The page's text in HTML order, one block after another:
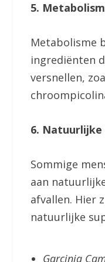
5.
Metabolisme
ingrediënten
versnellen,
6. Natuurlijke
Sommige
aan
afvallen. Hier
natuurlijke
Garcinia